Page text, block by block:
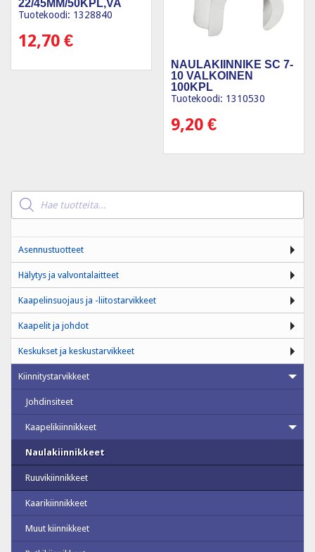
22/45MM/50KPL,VA
Tuotekoodi: 1328840
12,70 €
NAULAKIINNIKE SC 7-
10 VALKOINEN
100KPL
Tuotekoodi: 1310530
9,20€
Products
search
Asennustuotteet
Hälytys ja valvontalaitteet
Kaapelinsuojaus ja -liitostarvikkeet
Kaapelit ja johdot
Keskukset ja keskustarvikkeet
Kiinnitystarvikkeet
Johdinsiteet
Kaapelikiinnikkeet
Naulakiinnikkeet
Ruuvikiinnikkeet
Kaarikiinnikkeet
Muut kiinnikkeet